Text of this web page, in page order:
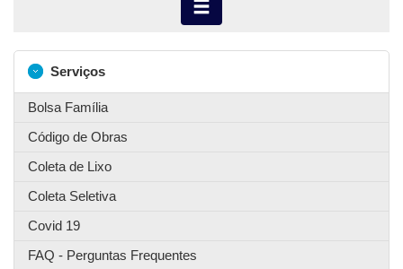
Serviços
Bolsa Família
Código de Obras
Coleta de Lixo
Coleta Seletiva
Covid 19
FAQ - Perguntas Frequentes